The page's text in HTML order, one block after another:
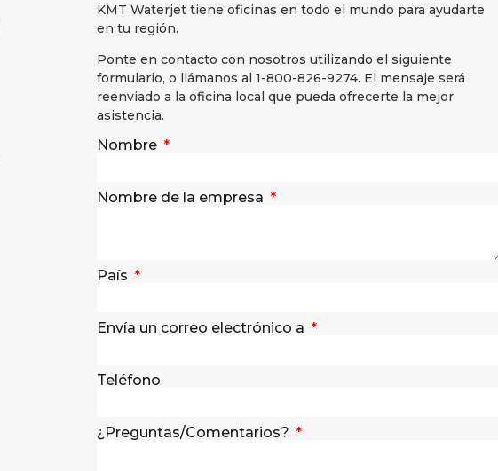
KMT Waterjet tiene oficinas en todo el mundo para ayudarte
en tu región.
Ponte en contacto con nosotros utilizando el siguiente
formulario, o llámanos al 1-800-826-9274. El mensaje será
reenviado a la oficina local que pueda ofrecerte la mejor
asistencia.
Nombre
Nombre de la empresa
País
Envía un correo electrónico a
Teléfono
¿Preguntas/Comentarios?